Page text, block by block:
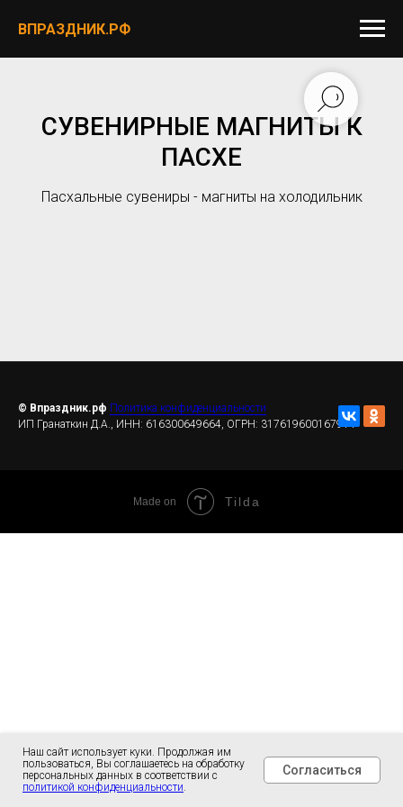
ВПРАЗДНИК.РФ
СУВЕНИРНЫЕ МАГНИТЫ К
ПАСХЕ
Пасхальные сувениры - магниты на холодильник
© Впраздник.рф Политика конфиденциальности
ИП Гранаткин Д.А., ИНН: 616300649664, ОГРН: 317619600167914
Наш сайт использует куки. Продолжая им
пользоваться, Вы соглашаетесь на обработку
персональных данных в соответствии с
политикой конфиденциальности.
Согласиться
Made on Tilda